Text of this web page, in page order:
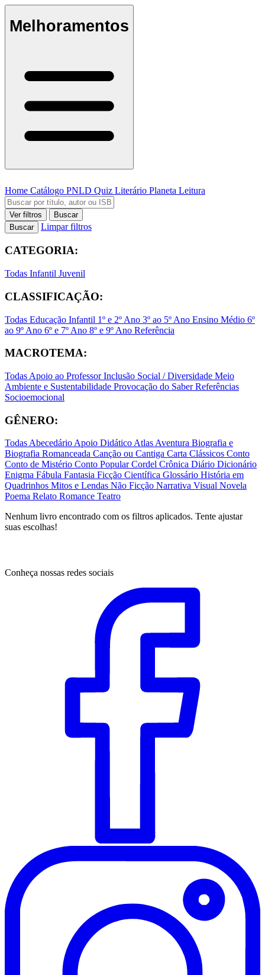
Melhoramentos
Home Catálogo PNLD Quiz Literário Planeta Leitura
Ver filtros
Buscar
Buscar
Limpar filtros
CATEGORIA:
Todas Infantil Juvenil
CLASSIFICAÇÃO:
Todas Educação Infantil 1º e 2º Ano 3º ao 5º Ano Ensino Médio 6º
ao 9º Ano 6º e 7º Ano 8º e 9º Ano Referência
MACROTEMA:
Todas Apoio ao ProfessorInclusão Social / Diversidade Meio
Ambiente e Sustentabilidade Provocação do SaberReferências
Socioemocional
GÊNERO:
TodasAbecedárioApoio DidáticoAtlasAventura Biografia e
Biografia Romanceada Canção ou Cantiga Carta Clássicos Conto
Conto de Mistério Conto PopularCordel Crônica Diário Dicionário
Enigma Fábula Fantasia Ficção Científica Glossário História em
Quadrinhos Mitos e Lendas Não Ficção Narrativa Visual Novela
Poema Relato Romance Teatro
Nenhum livro encontrado com os filtros aplicados. Tente ajustar
suas escolhas!
Conheça nossas redes sociais